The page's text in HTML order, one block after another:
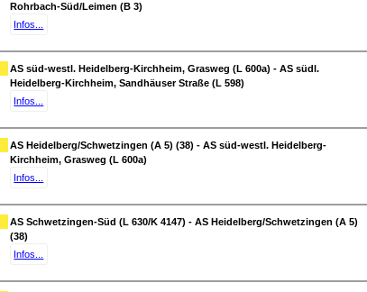
Rohrbach-Süd/Leimen (B 3)
Infos...
AS süd-westl. Heidelberg-Kirchheim, Grasweg (L 600a) - AS südl.
Heidelberg-Kirchheim, Sandhäuser Straße (L 598)
Infos...
AS Heidelberg/Schwetzingen (A 5) (38) - AS süd-westl. Heidelberg-
Kirchheim, Grasweg (L 600a)
Infos...
AS Schwetzingen-Süd (L 630/K 4147) - AS Heidelberg/Schwetzingen (A 5)
(38)
Infos...